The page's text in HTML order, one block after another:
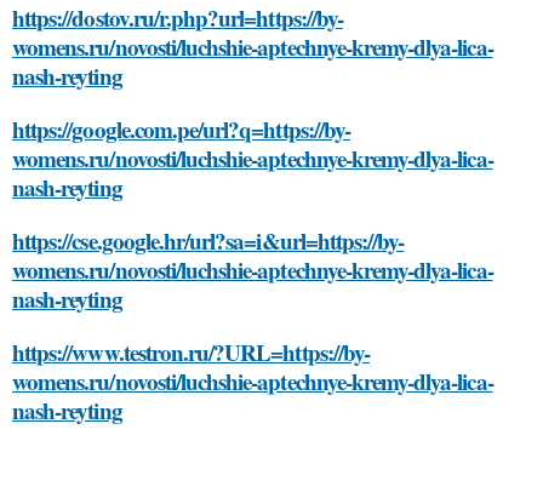
https://dostov.ru/r.php?url=https://by-
womens.ru/novosti/luchshie-aptechnye-kremy-dlya-lica-
nash-reyting
https://google.com.pe/url?q=https://by-
womens.ru/novosti/luchshie-aptechnye-kremy-dlya-lica-
nash-reyting
https://cse.google.hr/url?sa=i&url=https://by-
womens.ru/novosti/luchshie-aptechnye-kremy-dlya-lica-
nash-reyting
https://www.testron.ru/?URL=https://by-
womens.ru/novosti/luchshie-aptechnye-kremy-dlya-lica-
nash-reyting